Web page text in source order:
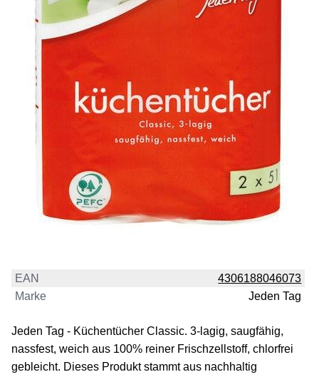
EAN
4306188046073
Marke
Jeden Tag
Jeden Tag - Küchentücher Classic. 3-lagig, saugfähig,
nassfest, weich aus 100% reiner Frischzellstoff, chlorfrei
gebleicht. Dieses Produkt stammt aus nachhaltig